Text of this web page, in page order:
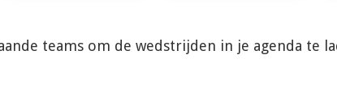
teams om de wedstrijden in je agenda te